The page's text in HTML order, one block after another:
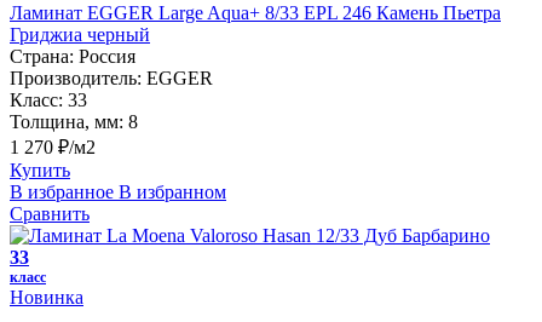
Ламинат EGGER Large Aqua+ 8/33 EPL 246 Камень Пьетра
Гриджиа черный
Страна: Россия
Производитель: EGGER
Класс: 33
Толщина, мм: 8
1 270 ₽/м2
Купить
В избранное В избранном
Сравнить
33
класс
Новинка